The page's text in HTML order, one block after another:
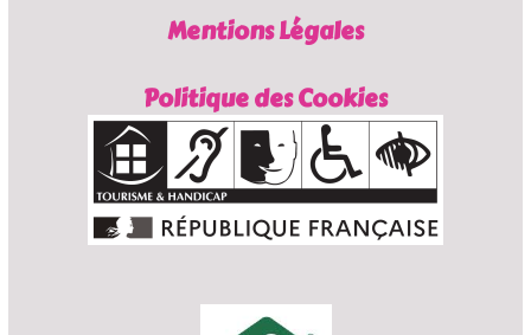
Mentions Légales
Politique des Cookies